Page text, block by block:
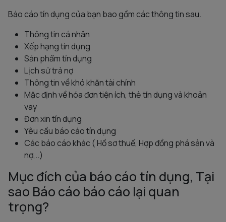
Báo cáo tín dụng của bạn bao gồm các thông tin sau.
Thông tin cá nhân
Xếp hạng tín dụng
Sản phẩm tín dụng
Lịch sử trả nợ
Thông tin về khó khăn tài chính
Mặc định về hóa đơn tiện ích, thẻ tín dụng và khoản
vay
Đơn xin tín dụng
Yêu cầu báo cáo tín dụng
Các báo cáo khác ( Hồ sơ thuế, Hợp đồng phá sản và
nợ,..)
Mục đích của báo cáo tín dụng, Tại
sao Báo cáo báo cáo lại quan
trọng?